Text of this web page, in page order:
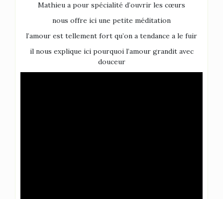
Mathieu a pour spécialité d’ouvrir les cœurs
nous offre ici une petite méditation
l’amour est tellement fort qu’on a tendance a le fuir
il nous explique ici pourquoi l’amour grandit avec
douceur